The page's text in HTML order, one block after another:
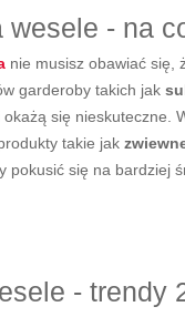
- na
nie musisz obawiać się,
garderoby takich jak
się nieskuteczne.
takie jak
się na bardziej
- trendy